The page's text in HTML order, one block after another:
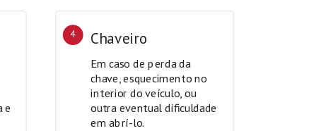
e
4 Chaveiro
Em caso de perda da
chave, esquecimento no
interior do veículo, ou
outra eventual dificuldade
em abrí-lo.